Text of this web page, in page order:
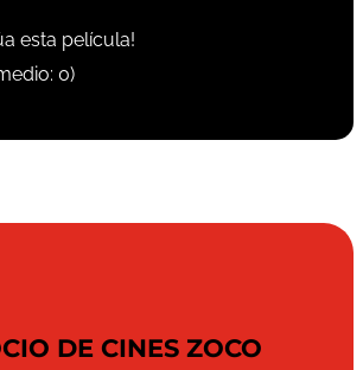
esta película!
0)
DE CINES ZOCO